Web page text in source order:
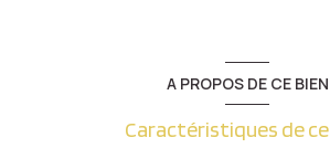
A PROPOS DE CE BIEN
Caractéristiques de